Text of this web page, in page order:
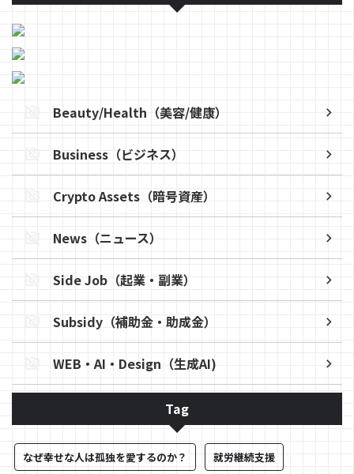
Beauty/Health（美容/健康）
Business（ビジネス）
Crypto Assets（暗号資産）
News（ニュース）
Side Job（起業・副業）
Subsidy（補助金・助成金）
WEB・AI・Design（生成AI)
Tag
なぜ幸せな人は孤独を愛するのか？ 就労継続支援